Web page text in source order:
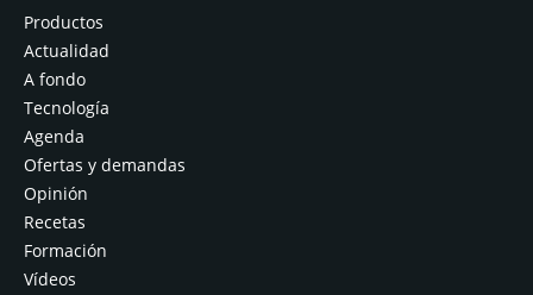
Productos
Actualidad
A fondo
Tecnología
Agenda
Ofertas y demandas
Opinión
Recetas
Formación
Vídeos